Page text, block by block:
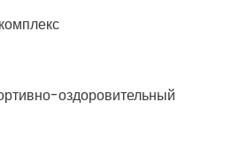
оздоровительный